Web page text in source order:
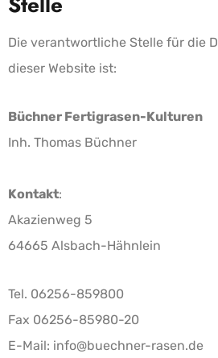
Die verantwortliche Stelle für die
dieser Website ist:
Büchner Fertigrasen-Kulturen
Inh. Thomas Büchner
Kontakt:
Akazienweg 5
64665 Alsbach-Hähnlein
Tel. 06256-859800
Fax 06256-85980-20
E-Mail: info@buechner-rasen.de